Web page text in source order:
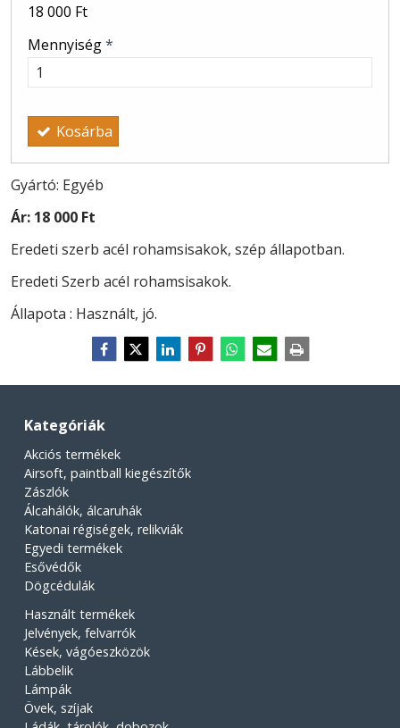
18 000 Ft
Mennyiség*
Kosárba
Gyártó: Egyéb
Ár: 18 000 Ft
Eredeti szerb acél rohamsisakok, szép állapotban.
Eredeti Szerb acél rohamsisakok.
Állapota : Használt, jó.
Kategóriák
Akciós termékek
Airsoft, paintball kiegészítők
Zászlók
Álcahálók, álcaruhák
Katonai régiségek, relikviák
Egyedi termékek
Esővédők
Dögcédulák
Használt termékek
Jelvények, felvarrók
Kések, vágóeszközök
Lábbelik
Lámpák
Övek, szíjak